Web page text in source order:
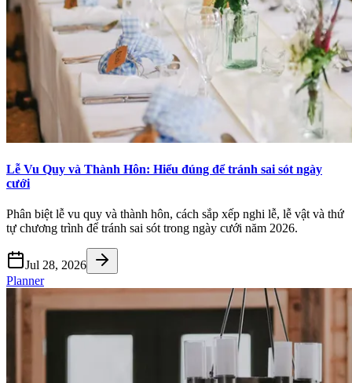
Lễ Vu Quy và Thành Hôn: Hiểu đúng để tránh sai sót ngày
cưới
Phân biệt lễ vu quy và thành hôn, cách sắp xếp nghi lễ, lễ vật và thứ
tự chương trình để tránh sai sót trong ngày cưới năm 2026.
Jul 28, 2026
Planner